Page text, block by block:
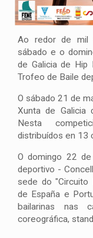
Ao redor de mil
sábado e o
de Galicia de Hip
Trofeo de Baile
O sábado 21 de
Xunta de Galicia
Nesta
distribuídos en 13
O domingo 22
deportivo -
sede do "Circuito
de España e
bailarinas nas
coreográfica,